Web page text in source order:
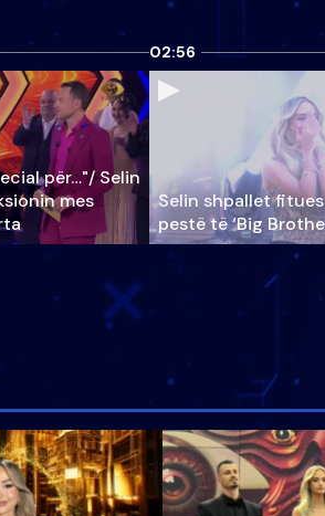
për…"/ Selin
mes
02:56
Selin shpallet
pestë të ‘Big